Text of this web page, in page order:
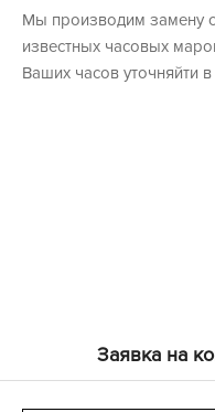
Мы производим замену
известных часовых
Ваших часов уточняйти
Заявка на